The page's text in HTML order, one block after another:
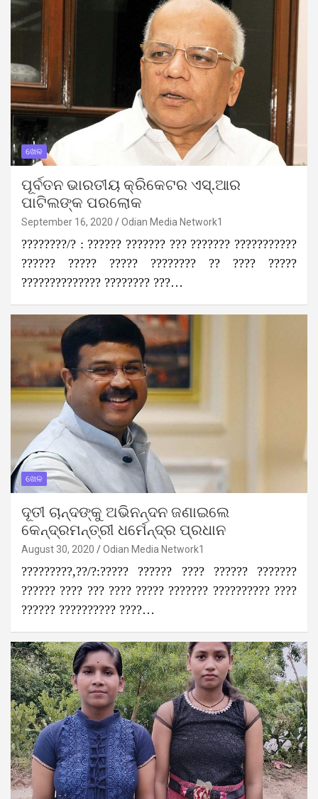
ଖେଳ
ପୂର୍ବତନ ଭାରତୀୟ କ୍ରିକେଟର ଏସ୍‌.ଆର
ପାଟିଲଙ୍କ ପରଲୋକ
September 16, 2020 Odian Media Network1
????????/? : ?????? ??????? ??? ??????? ???????????
?????? ????? ????? ???????? ?? ???? ?????
?????????????? ???????? ???…
ଖେଳ
ଦୂତୀ ଚାନ୍ଦଙ୍କୁ ଅଭିନନ୍ଦନ ଜଣାଇଲେ
କେନ୍ଦ୍ରମନ୍ତ୍ରୀ ଧର୍ମେନ୍ଦ୍ର ପ୍ରଧାନ
August 30, 2020 Odian Media Network1
?????????,??/?:????? ?????? ???? ?????? ???????
?????? ???? ??? ???? ????? ??????? ?????????? ????
?????? ?????????? ????…